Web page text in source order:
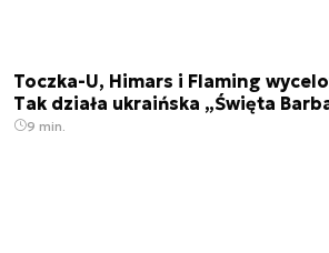
Toczka-U, Himars i Flaming
Tak działa ukraińska „Święta
9 min.